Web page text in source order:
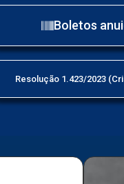
Boletos
Resolução 1.423/2023